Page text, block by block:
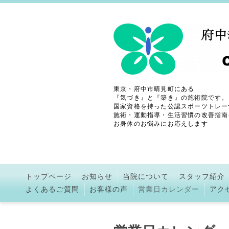
東京・府中市晴見町にある
『気づき』と『築き』の施術院です。
国家資格を持った公認スポーツトレ
施術・運動指導・生活習慣の改善指
お身体のお悩みにお応えします
トップページ お知らせ 当院について
スタッフ紹介
よくあるご質問
お客様の声 営業日カレンダー アク